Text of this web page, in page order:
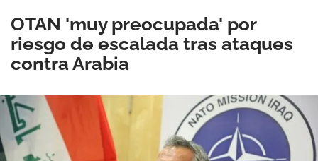
OTAN 'muy preocupada' por
riesgo de escalada tras ataques
contra Arabia